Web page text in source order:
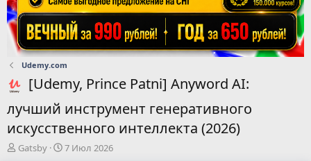
Udemy.com
[Udemy, Prince Patni] Anyword AI:
лучший инструмент генеративного
искусственного интеллекта (2026)
А
Gatsby
Д
7 Июл 2026